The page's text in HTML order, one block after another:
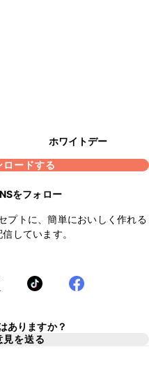
ホワイトデー
ロードする
をフォロー
プトに、簡単においしく作れる
しています。
ありますか？
見を送る